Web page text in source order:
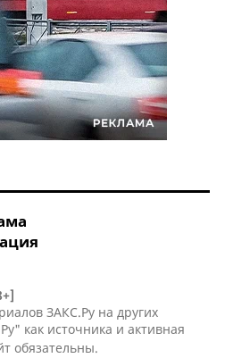
ЗАКС.Ру на других
как источника и активная
обязательны.